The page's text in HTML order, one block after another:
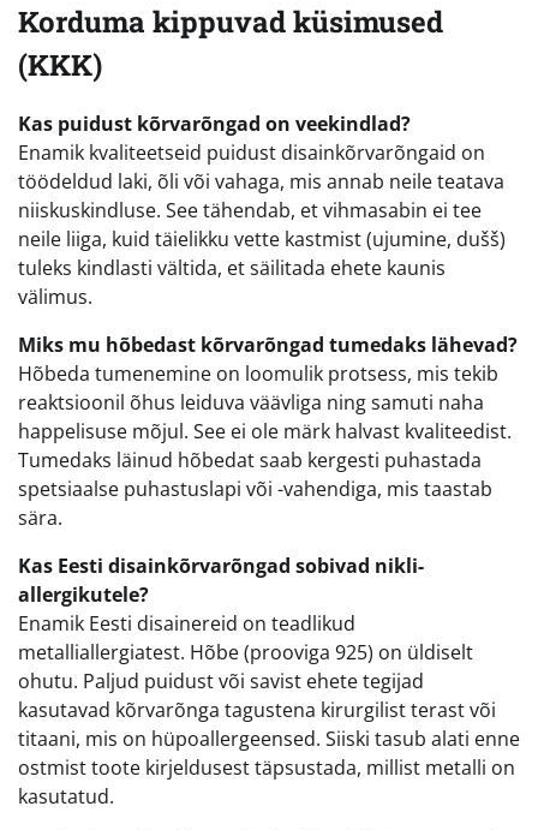
Korduma kippuvad küsimused
(KKK)
Kas puidust kõrvarõngad on veekindlad?
Enamik kvaliteetseid puidust disainkõrvarõngaid on
töödeldud laki, õli või vahaga, mis annab neile teatava
niiskuskindluse. See tähendab, et vihmasabin ei tee
neile liiga, kuid täielikku vette kastmist (ujumine, dušš)
tuleks kindlasti vältida, et säilitada ehete kaunis
välimus.
Miks mu hõbedast kõrvarõngad tumedaks lähevad?
Hõbeda tumenemine on loomulik protsess, mis tekib
reaktsioonil õhus leiduva väävliga ning samuti naha
happelisuse mõjul. See ei ole märk halvast kvaliteedist.
Tumedaks läinud hõbedat saab kergesti puhastada
spetsiaalse puhastuslapi või -vahendiga, mis taastab
sära.
Kas Eesti disainkõrvarõngad sobivad nikli-
allergikutele?
Enamik Eesti disainereid on teadlikud
metalliallergiatest. Hõbe (prooviga 925) on üldiselt
ohutu. Paljud puidust või savist ehete tegijad
kasutavad kõrvarõnga tagustena kirurgilist terast või
titaani, mis on hüpoallergeensed. Siiski tasub alati enne
ostmist toote kirjeldusest täpsustada, millist metalli on
kasutatud.